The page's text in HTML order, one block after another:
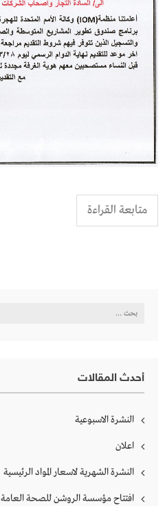
متابعة القراءة
البحث
أحدث المقالات
النشرة الاسبوعية
اعلان
النشرة الشهرية لاسعار المواد الرئيسية
افتتاح مؤسسة الروشن للصحة العامة